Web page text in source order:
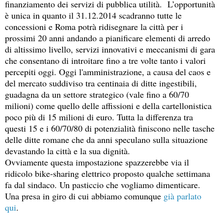
finanziamento dei servizi di pubblica utilità. L’opportunità
è unica in quanto il 31.12.2014 scadranno tutte le
concessioni e Roma potrà ridisegnare la città per i
prossimi 20 anni andando a pianificare elementi di arredo
di altissimo livello, servizi innovativi e meccanismi di gara
che consentano di introitare fino a tre volte tanto i valori
percepiti oggi. Oggi l'amministrazione, a causa del caos e
del mercato suddiviso tra centinaia di ditte ingestibili,
guadagna da un settore strategico (vale fino a 60/70
milioni) come quello delle affissioni e della cartellonistica
poco più di 15 milioni di euro. Tutta la differenza tra
questi 15 e i 60/70/80 di potenzialità finiscono nelle tasche
delle ditte romane che da anni speculano sulla situazione
devastando la città e la sua dignità.
Ovviamente questa impostazione spazzerebbe via il
ridicolo bike-sharing elettrico proposto qualche settimana
fa dal sindaco. Un pasticcio che vogliamo dimenticare.
Una presa in giro di cui abbiamo comunque già parlato
qui.